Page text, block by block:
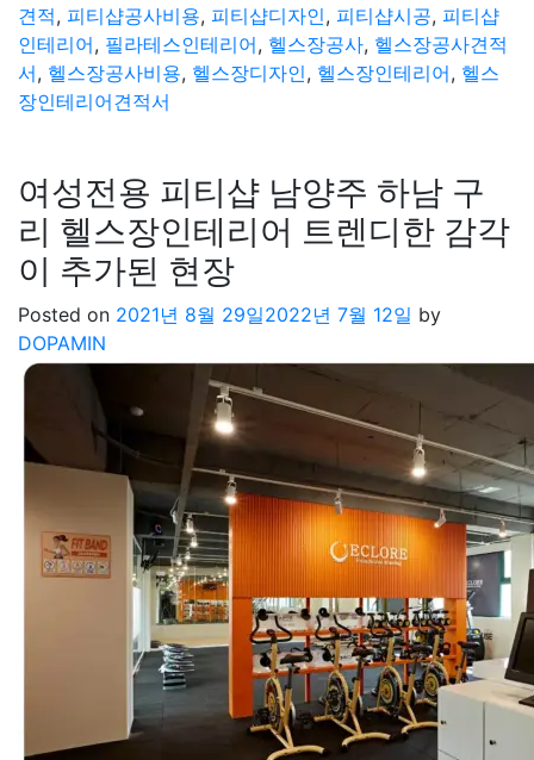
견적, 피티샵공사비용, 피티샵디자인, 피티샵시공, 피티샵
인테리어, 필라테스인테리어, 헬스장공사, 헬스장공사견적
서, 헬스장공사비용, 헬스장디자인, 헬스장인테리어, 헬스
장인테리어견적서
여성전용 피티샵 남양주 하남 구
리 헬스장인테리어 트렌디한 감각
이 추가된 현장
Posted on 2021년 8월 29일2022년 7월 12일 by
DOPAMIN